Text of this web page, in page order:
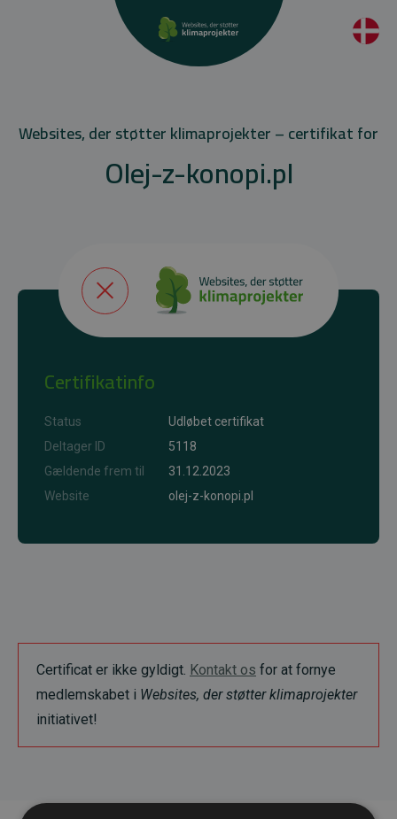
Websites, der støtter klimaprojekter – certifikat for
Olej-z-konopi.pl
Certifikatinfo
Status
Udløbet certifikat
Deltager ID
5118
Gældende frem til
31.12.2023
Website
olej-z-konopi.pl
Certificat er ikke gyldigt. Kontakt os for at fornye
medlemskabet i Websites, der støtter klimaprojekter
initiativet!